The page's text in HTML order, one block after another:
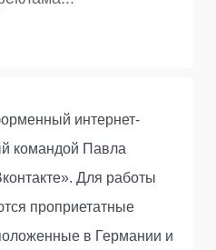
интернет-
командой Павла
Для работы
проприетатные
в Германии и